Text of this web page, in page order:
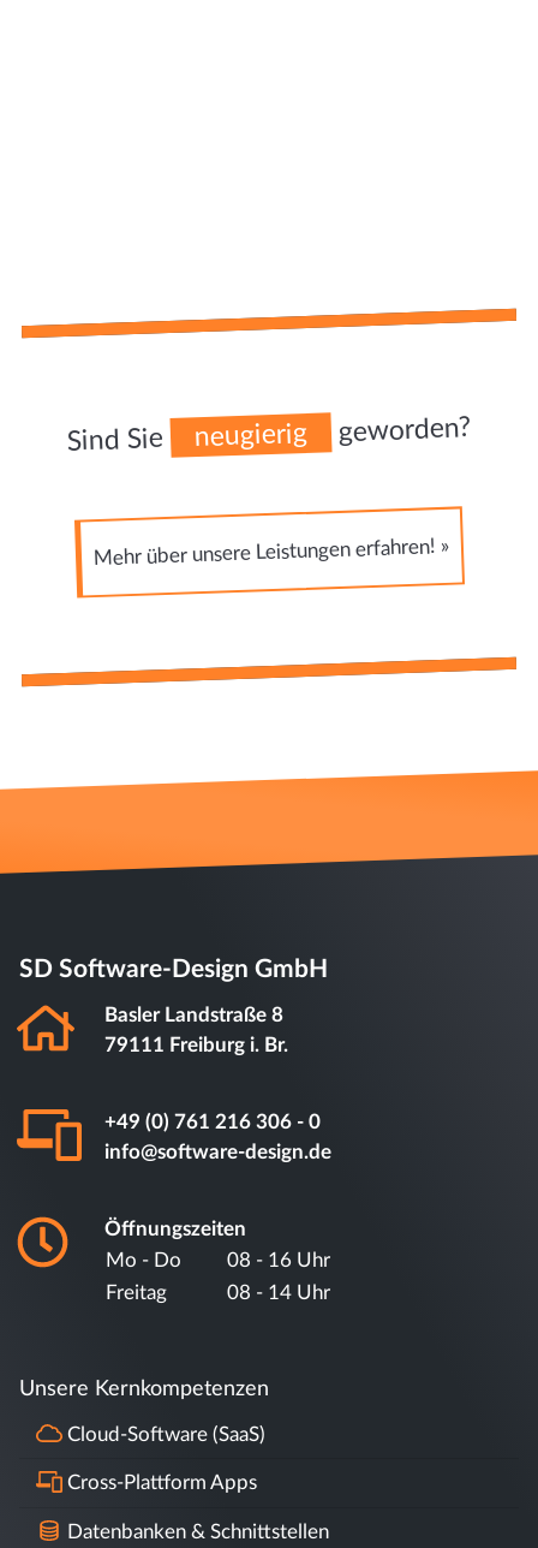
Sind Sie neugierig geworden?
Mehr über unsere Leistungen erfahren! »
SD Software-Design GmbH
Basler Landstraße 8
79111 Freiburg i. Br.
+49 (0) 761 216 306 - 0
info@software-design.de
Öffnungszeiten
Mo - Do
08 - 16 Uhr
Freitag
08 - 14 Uhr
Unsere Kernkompetenzen
Cloud-Software (SaaS)
Cross-Plattform Apps
Datenbanken & Schnittstellen